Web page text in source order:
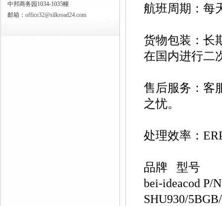
中邦商务园1034-1035幢
邮箱： office32@silkroad24.com 航班周期：每
货物包装：长
在国内进行二
售后服务：客
之忧。
处理效率：
品牌 型号
bei-ideacod P/
SHU930/